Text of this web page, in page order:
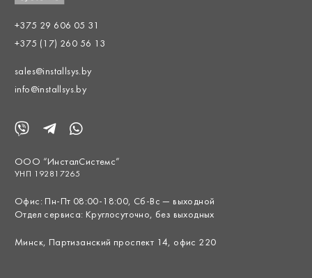
+375 29 606 05 31
+375 (17) 260 56 13
sales@installsys.by
info@installsys.by
ООО “ИнсталСистемс”
УНП 192817265
Офис: Пн-Пт 08:00-18:00, Сб-Вс — выходной
Отдел сервиса: Круглосуточно, без выходных
Минск, Партизанский проспект 14, офис 220